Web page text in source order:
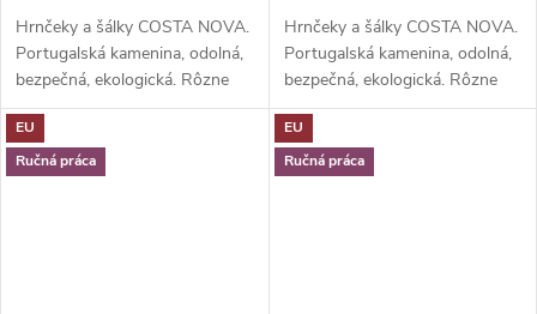
Hrnčeky a šálky COSTA NOVA.
Portugalská kamenina, odolná,
bezpečná, ekologická. Rôzne
tvary, farby, vzory. Ideálne na
kávu, espresso, cappuccino,
lungo, čaj, kakao a iné.
Hrnčeky a šálky COSTA NOVA.
Portugalská kamenina, odolná,
bezpečná, ekologická. Rôzne
tvary, farby, vzory. Ideálne na
kávu, espresso, cappuccino,
lungo, čaj, kakao a iné.
EU
Ručná práca
EU
Ručná práca